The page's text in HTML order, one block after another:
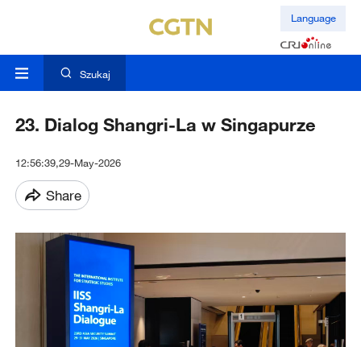
Language
Szukaj
23. Dialog Shangri-La w Singapurze
12:56:39,29-May-2026
Share